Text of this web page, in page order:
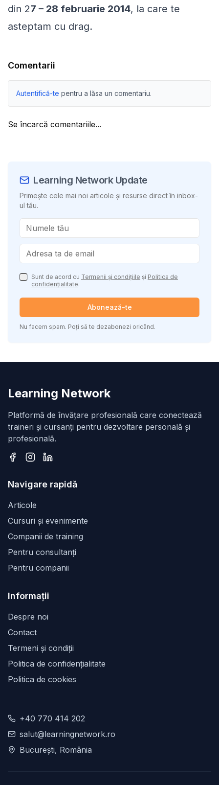
din 27 – 28 februarie 2014, la care te
asteptam cu drag.
Comentarii
Autentifică-te pentru a lăsa un comentariu.
Se încarcă comentariile...
Learning Network Update
Primește cele mai noi articole și resurse direct în inbox-
ul tău.
Sunt de acord cu Termenii și condițiile și Politica de
confidențialitate.
Abonează-te
Nu facem spam. Poți să te dezabonezi oricând.
Learning Network
Platformă de învățare profesională care conectează
traineri și cursanți pentru dezvoltare personală și
profesională.
Navigare rapidă
Articole
Cursuri și evenimente
Companii de training
Pentru consultanți
Pentru companii
Informații
Despre noi
Contact
Termeni și condiții
Politica de confidențialitate
Politica de cookies
+40 770 414 202
salut@learningnetwork.ro
București, România